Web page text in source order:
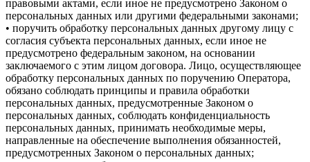
правовыми актами, если иное не предусмотрено Законом о
персональных данных или другими федеральными законами;
• поручить обработку персональных данных другому лицу с
согласия субъекта персональных данных, если иное не
предусмотрено федеральным законом, на основании
заключаемого с этим лицом договора. Лицо, осуществляющее
обработку персональных данных по поручению Оператора,
обязано соблюдать принципы и правила обработки
персональных данных, предусмотренные Законом о
персональных данных, соблюдать конфиденциальность
персональных данных, принимать необходимые меры,
направленные на обеспечение выполнения обязанностей,
предусмотренных Законом о персональных данных;